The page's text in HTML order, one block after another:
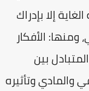
إلا بإدراك
الأفكار
بين
والمادي وتأثيره